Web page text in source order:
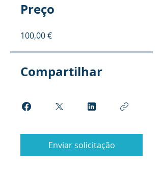
Preço
100,00 €
Compartilhar
Enviar solicitação